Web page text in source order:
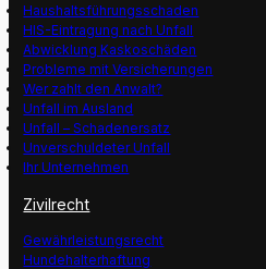
Haushaltsführungsschaden
HIS-Eintragung nach Unfall
Abwicklung Kaskoschäden
Probleme mit Versicherungen
Wer zahlt den Anwalt?
Unfall im Ausland
Unfall – Schadenersatz
Unverschuldeter Unfall
Ihr Unternehmen
Zivilrecht
Gewährleistungsrecht
Hundehalterhaftung